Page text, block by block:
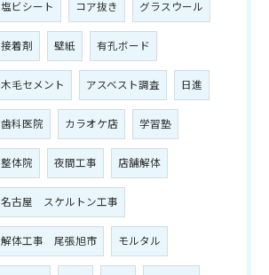
塩ビシート コア抜き グラスウール
接着剤 壁紙 有孔ボード
木毛セメント アスベスト調査 日進
歯科医院 カラオケ店 学習塾
整体院 夜間工事 店舗解体
名古屋 スケルトン工事
解体工事 尾張旭市 モルタル